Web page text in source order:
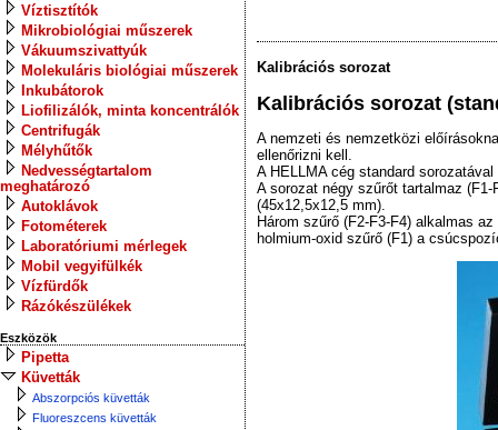
Víztisztítók
Mikrobiológiai műszerek
Vákuumszivattyúk
Molekuláris biológiai műszerek
Inkubátorok
Liofilizálók, minta koncentrálók
Centrifugák
Mélyhűtők
Nedvességtartalom
meghatározó
Autoklávok
Fotométerek
Laboratóriumi mérlegek
Mobil vegyifülkék
Vízfürdők
Rázókészülékek
Eszközök
Pipetta
Küvetták
Abszorpciós küvetták
Fluoreszcens küvetták
Kalibrációs sorozat
Kalibrációs sorozat
A nemzeti és nemzetközi
ellenőrizni kell.
A HELLMA cég standard
A sorozat négy szűrőt tartalmaz
(45x12,5x12,5 mm).
Három szűrő (F2-F3-F4) alkalmas
holmium-oxid szűrő (F1) a